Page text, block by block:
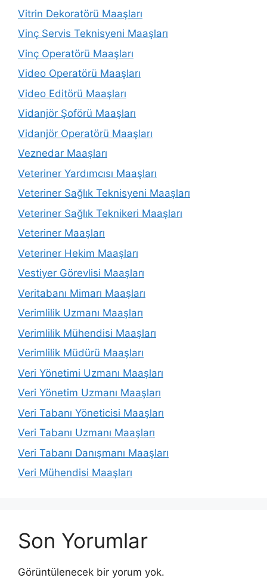
Vitrin Dekoratörü Maaşları
Vinç Servis Teknisyeni Maaşları
Vinç Operatörü Maaşları
Video Operatörü Maaşları
Video Editörü Maaşları
Vidanjör Şoförü Maaşları
Vidanjör Operatörü Maaşları
Veznedar Maaşları
Veteriner Yardımcısı Maaşları
Veteriner Sağlık Teknisyeni Maaşları
Veteriner Sağlık Teknikeri Maaşları
Veteriner Maaşları
Veteriner Hekim Maaşları
Vestiyer Görevlisi Maaşları
Veritabanı Mimarı Maaşları
Verimlilik Uzmanı Maaşları
Verimlilik Mühendisi Maaşları
Verimlilik Müdürü Maaşları
Veri Yönetimi Uzmanı Maaşları
Veri Yönetim Uzmanı Maaşları
Veri Tabanı Yöneticisi Maaşları
Veri Tabanı Uzmanı Maaşları
Veri Tabanı Danışmanı Maaşları
Veri Mühendisi Maaşları
Son Yorumlar
Görüntülenecek bir yorum yok.